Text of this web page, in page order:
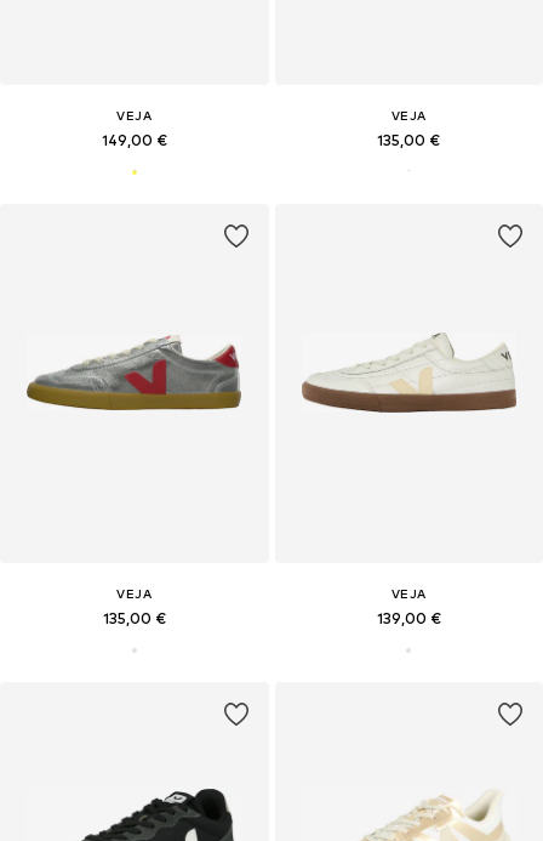
VEJA
149,00 €
VEJA
135,00 €
VEJA
135,00 €
VEJA
139,00 €